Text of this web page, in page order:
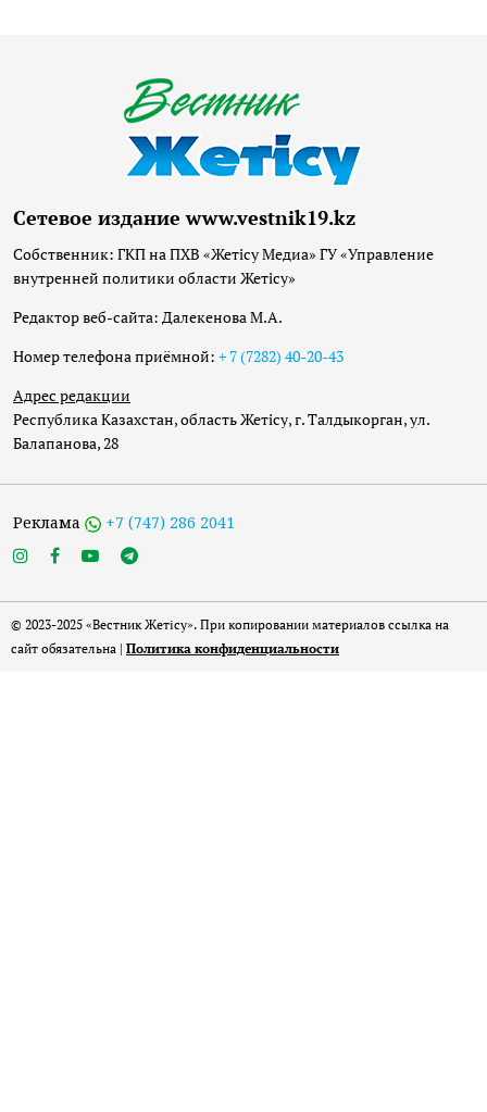
Сетевое издание www.vestnik19.kz
Собственник: ГКП на ПХВ «Жетісу Медиа» ГУ «Управление
внутренней политики области Жетісу»
Редактор веб-сайта: Далекенова М.А.
Номер телефона приёмной: + 7 (7282) 40-20-43
Адрес редакции
Республика Казахстан, область Жетісу, г. Талдыкорган, ул.
Балапанова, 28
Реклама +7 (747) 286 2041
© 2023-2025 «Вестник Жетісу». При копировании материалов ссылка на
сайт обязательна | Политика конфиденциальности